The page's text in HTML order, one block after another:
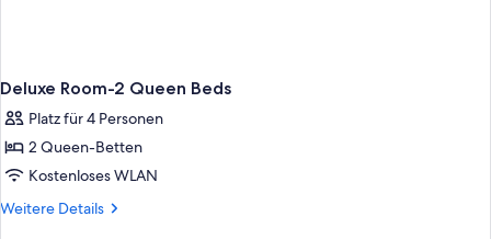
Deluxe Room-2 Queen Beds
Platz für 4 Personen
2 Queen-Betten
Kostenloses WLAN
Weitere Details
Weitere